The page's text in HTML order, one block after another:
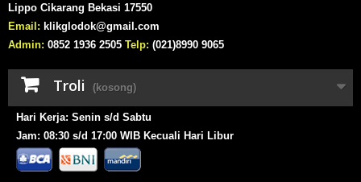
Lippo Cikarang Bekasi 17550
Email: klikglodok@gmail.com
Admin: 0852 1936 2505 Telp: (021)8990 9065
Troli (kosong)
Hari Kerja: Senin s/d Sabtu
Jam: 08:30 s/d 17:00 WIB Kecuali Hari Libur